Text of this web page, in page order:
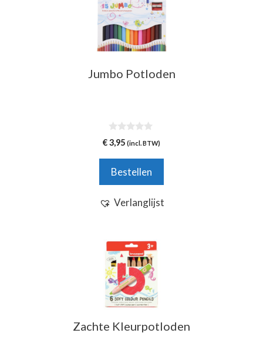
Jumbo Potloden
0
v
5
€3,95 (incl. BTW)
Bestellen
Verlanglijst
Zachte Kleurpotloden